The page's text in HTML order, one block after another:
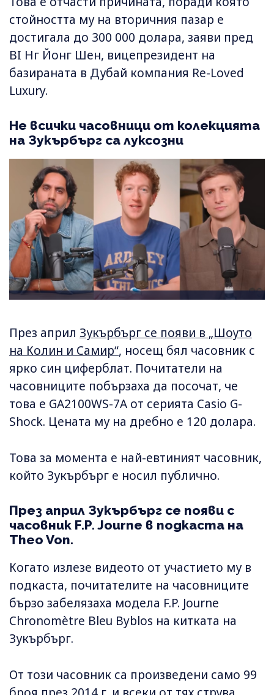
стойността му на вторичния пазар е
достигала до 300 000 долара, заяви пред
BI Нг Йонг Шен, вицепрезидент на
базираната в Дубай компания Re-Loved
Luxury.
Не всички часовници от колекцията
на Зукърбърг са луксозни
През април Зукърбърг се появи в „Шоуто
на Колин и Самир“, носещ бял часовник с
ярко син циферблат. Почитатели на
часовниците побързаха да посочат, че
това е GA2100WS-7A от серията Casio G-
Shock. Цената му на дребно е 120 долара.
Това за момента е най-евтиният часовник,
който Зукърбърг е носил публично.
През април Зукърбърг се появи с
часовник F.P. Journe в подкаста на
Theo Von.
Когато излезе видеото от участието му в
подкаста, почитателите на часовниците
бързо забелязаха модела F.P. Journe
Chronomètre Bleu Byblos на китката на
Зукърбърг.
От този часовник са произведени само 99